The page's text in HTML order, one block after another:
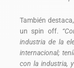
También
un spin off.
industria de la
internacional;
con la industria,